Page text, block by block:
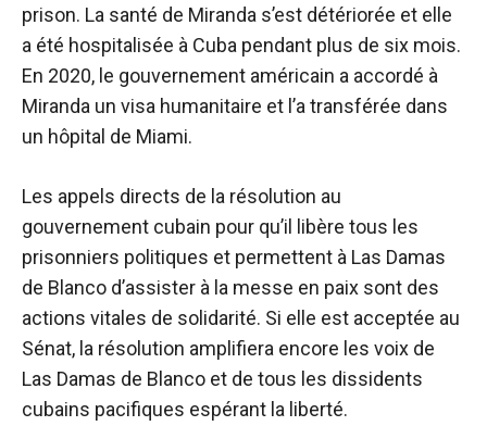
prison. La santé de Miranda s’est détériorée et elle
a été hospitalisée à Cuba pendant plus de six mois.
En 2020, le gouvernement américain a accordé à
Miranda un visa humanitaire et l’a transférée dans
un hôpital de Miami.
Les appels directs de la résolution au
gouvernement cubain pour qu’il libère tous les
prisonniers politiques et permettent à Las Damas
de Blanco d’assister à la messe en paix sont des
actions vitales de solidarité. Si elle est acceptée au
Sénat, la résolution amplifiera encore les voix de
Las Damas de Blanco et de tous les dissidents
cubains pacifiques espérant la liberté.